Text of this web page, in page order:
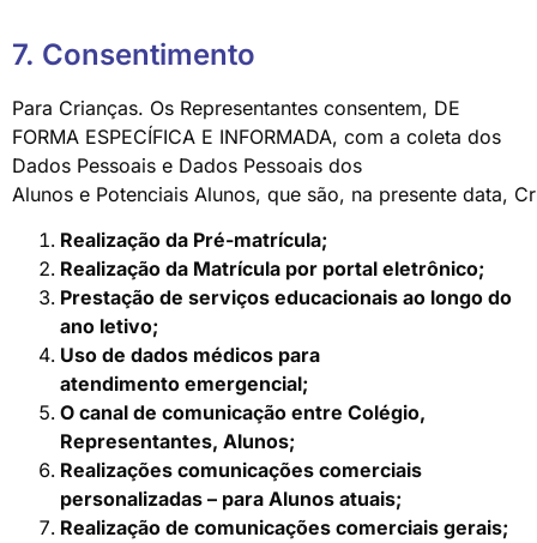
7. Consentimento
Para Crianças. Os Representantes consentem, DE
FORMA ESPECÍFICA E INFORMADA, com a coleta dos
Dados Pessoais e Dados Pessoais dos
Alunos e Potenciais Alunos, que são, na presente data,
Realização da Pré-matrícula;
Realização da Matrícula por portal eletrônico;
Prestação de serviços educacionais ao longo do
ano letivo;
Uso de dados médicos para
atendimento emergencial;
O canal de comunicação entre Colégio,
Representantes, Alunos;
Realizações comunicações comerciais
personalizadas – para Alunos atuais;
Realização de comunicações comerciais gerais;